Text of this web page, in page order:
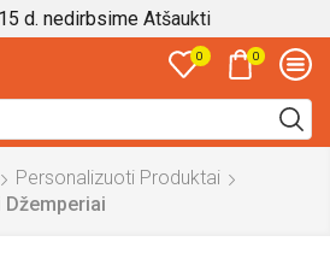
d. nedirbsime Atšaukti
0 0
Personalizuoti Produktai
Džemperiai